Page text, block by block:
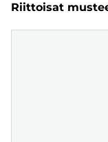
Riittoisat